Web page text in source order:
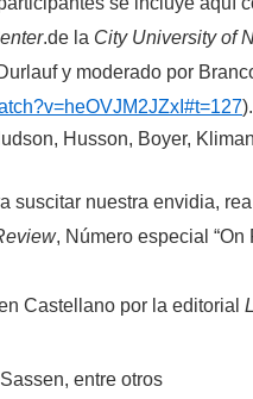
.de la City University of
y moderado por
).
Husson, Boyer,
suscitar nuestra envidia,
, Número especial “On
Castellano por la editorial
entre otros